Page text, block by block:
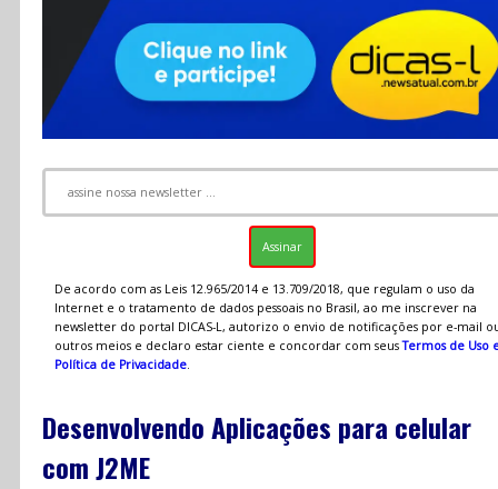
RSS
De acordo com as Leis 12.965/2014 e 13.709/2018, que regulam o uso da
Internet e o tratamento de dados pessoais no Brasil, ao me inscrever na
newsletter do portal DICAS-L, autorizo o envio de notificações por e-mail
outros meios e declaro estar ciente e concordar com seusTermos de Uso
Política de Privacidade.
Desenvolvendo Aplicações para celular
com J2ME